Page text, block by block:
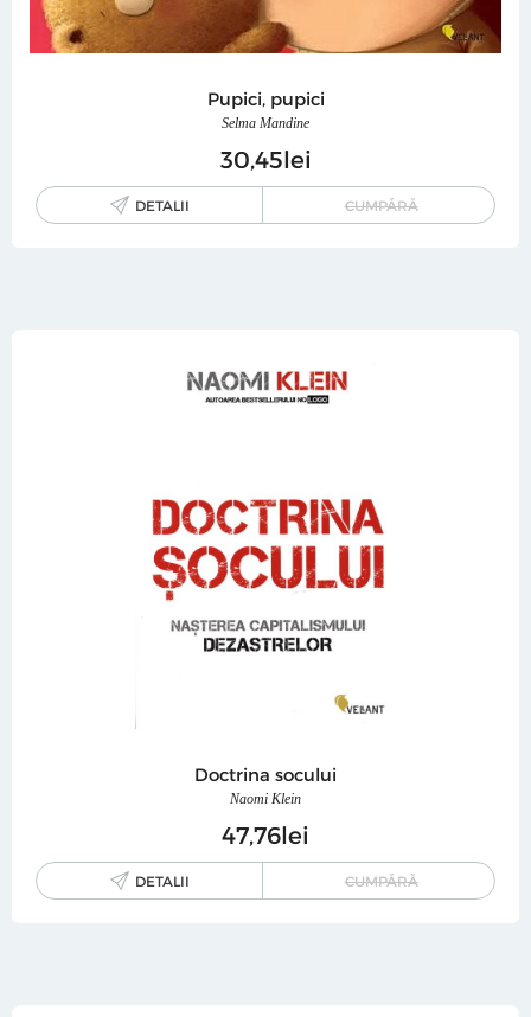
Pupici, pupici
Selma Mandine
3045lei
DETALII CUMPĂRĂ
Doctrina socului
Naomi Klein
4776lei
DETALII CUMPĂRĂ